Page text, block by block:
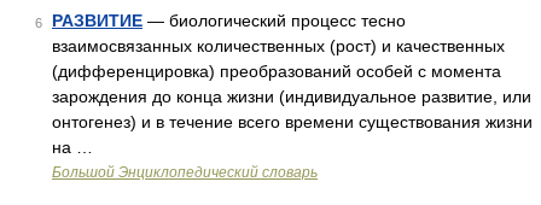
6 РАЗВИТИЕ — биологический процесс тесно
взаимосвязанных количественных (рост) и качественных
(дифференцировка) преобразований особей с момента
зарождения до конца жизни (индивидуальное развитие, или
онтогенез) и в течение всего времени существования жизни
на …
Большой Энциклопедический словарь